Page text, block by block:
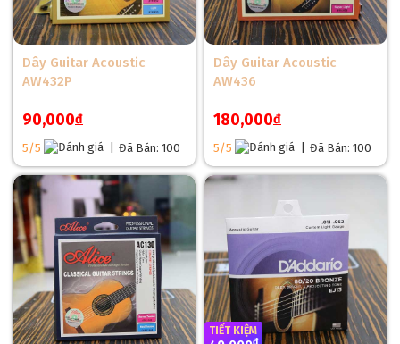
Dây Guitar Acoustic
AW432P
90,000đ
5/5 Đã Bán: 100
Dây Guitar Acoustic
AW436
180,000đ
5/5 Đã Bán: 100
TIẾT KIỆM
đ